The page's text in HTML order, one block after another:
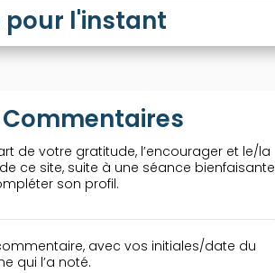
l'instant
de votre gratitude, l’encourager et le/la
ce site, suite à une séance bienfaisante
son profil.
avec vos initiales/date du
qui l’a noté.